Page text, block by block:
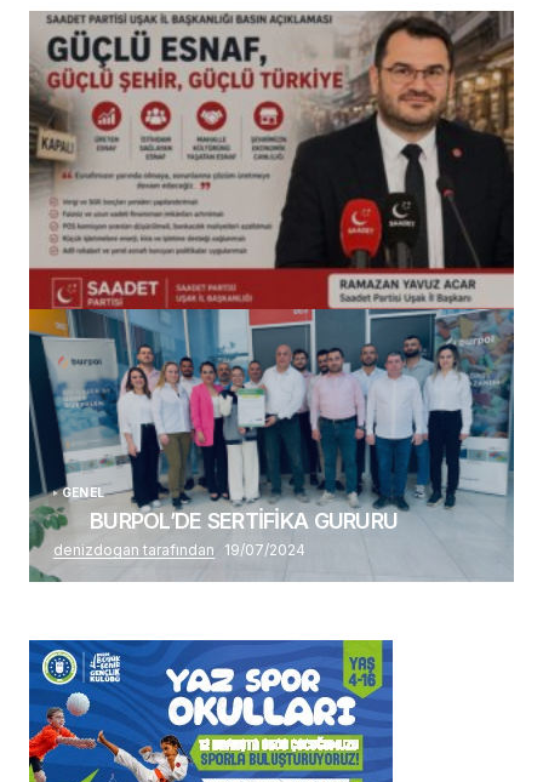
(başlıksız)
Alaattin Karahan tarafından 14/07/2026
GENEL
BURPOL’DE SERTİFİKA GURURU
denizdogan tarafından 19/07/2024